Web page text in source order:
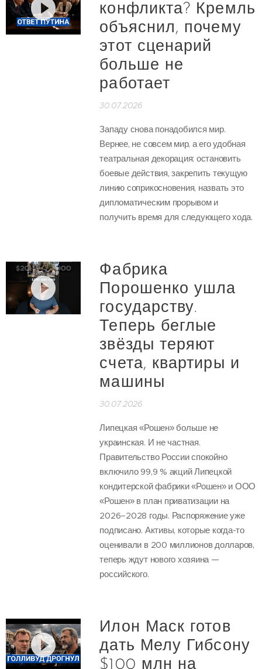
конфликта? Кремль
объяснил, почему
этот сценарий
больше не
работает
30.07.2026
Западу снова понадобился мир.
Вернее, не совсем мир, а его удобная
театральная декорация: остановить
боевые действия, закрепить текущую
линию соприкосновения, назвать это
дипломатическим прорывом и
получить время для следующего хода.
Фабрика
Порошенко ушла
государству.
Теперь беглые
звёзды теряют
счета, квартиры и
машины
30.07.2026
Липецкая «Рошен» больше не
украинская. И не частная.
Правительство России спокойно
включило 99,9 % акций Липецкой
кондитерской фабрики «Рошен» и ООО
«Рошен» в план приватизации на
2026–2028 годы. Распоряжение уже
подписано. Активы, которые когда-то
оценивали в 200 миллионов долларов,
теперь ждут нового хозяина —
российского.
Илон Маск готов
дать Мелу Гибсону
$100 млн на